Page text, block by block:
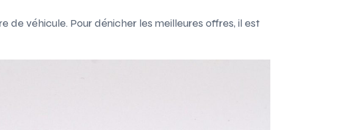
de véhicule. Pour dénicher les meilleures offres, il est